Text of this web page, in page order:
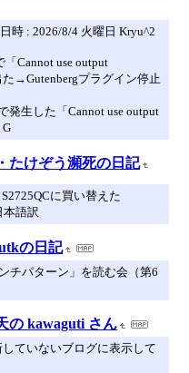
時 : 2026/8/4 火曜日 Kryu^2
「Cannot use output
た→Gutenbergプラグイン停止
発生した「Cannot use output
G
たけぞう瀕死の日記
に買い替えた
本語訳
の日記
チパターン」を読む会（第6
の kawaguti さん
ていないブログに表示して